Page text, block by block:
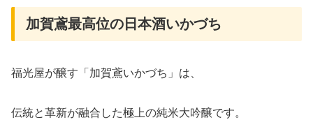
加賀鳶最高位の日本酒いかづち
福光屋が醸す「加賀鳶いかづち」は、
伝統と革新が融合した極上の純米大吟醸です。